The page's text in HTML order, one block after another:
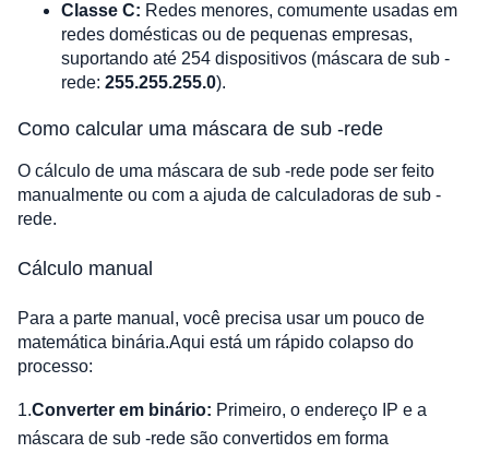
Classe C: Redes menores, comumente usadas em
redes domésticas ou de pequenas empresas,
suportando até 254 dispositivos (máscara de sub -
rede: 255.255.255.0).
Como calcular uma máscara de sub -rede
O cálculo de uma máscara de sub -rede pode ser feito
manualmente ou com a ajuda de calculadoras de sub -
rede.
Cálculo manual
Para a parte manual, você precisa usar um pouco de
matemática binária.Aqui está um rápido colapso do
processo:
1.Converter em binário: Primeiro, o endereço IP e a
máscara de sub -rede são convertidos em forma